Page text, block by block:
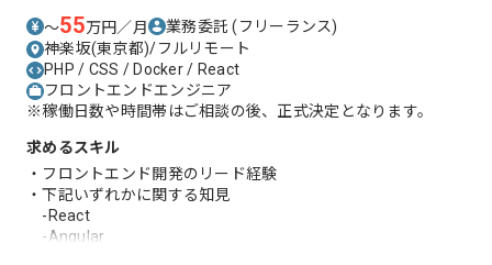
〜55万円／月 業務委託(フリーランス)
神楽坂(東京都)/フルリモート
PHP / CSS / Docker / React
フロントエンドエンジニア
※稼働日数や時間帯はご相談の後、正式決定となります。
求めるスキル
・フロントエンド開発のリード経験
・下記いずれかに関する知見
-React
-Angular